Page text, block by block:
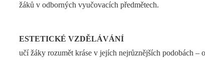
žáků v odborných vyučovacích předmětech.
ESTETICKÉ VZDĚLÁVÁNÍ
učí žáky rozumět kráse v jejích nejrůznějších podobách